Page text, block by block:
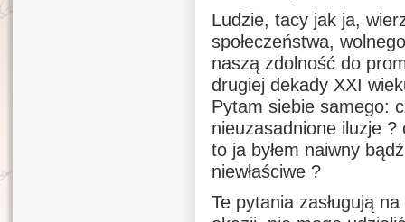
Ludzie, tacy jak ja,
społeczeństwa,
naszą zdolność do
drugiej dekady XXI
Pytam siebie samego:
nieuzasadnione iluzje
to ja byłem naiwny
niewłaściwe ?
Te pytania zasługują